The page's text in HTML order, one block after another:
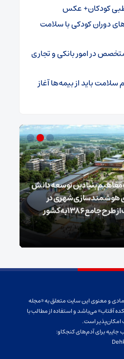
طبی کودکان+ عکس
دوران کودکی با سلامت
در امور بانکی و تجاری
باید از بیمه‌ها آغاز
مفاهیم بنیادین توسعه دانش
هوشمندسازی شهری در
بن‌بست ماندند/انحراف از طرح جامع ۱۳۸۶ به کشور
و معنوی این سایت متعلق به «مجله
آفتاب» می‌باشد و استفاده از مطالب با
امکان‌پذیر است.
جاییه برای آدم‌های کنجکاو: